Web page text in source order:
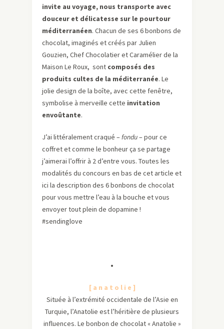
invite au voyage, nous transporte avec
douceur et délicatesse sur le pourtour
méditerranéen. Chacun de ses 6 bonbons de
chocolat, imaginés et créés par Julien
Gouzien, Chef Chocolatier et Caramélier de la
Maison Le Roux, sont composés des
produits cultes de la méditerranée. Le
jolie design de la boîte, avec cette fenêtre,
symbolise à merveille cette invitation
envoûtante.
J’ai littéralement craqué –fondu– pour ce
coffret et comme le bonheur ça se partage
j’aimerai l’offrir à 2 d’entre vous. Toutes les
modalités du concours en bas de cet article et
ici la description des 6 bonbons de chocolat
pour vous mettre l’eau à la bouche et vous
envoyer tout plein de dopamine !
#sendinglove
•
[ a n a t o l i e ]
Située à l’extrémité occidentale de l’Asie en
Turquie, l’Anatolie est l’héritière de plusieurs
influences. Le bonbon de chocolat « Anatolie »